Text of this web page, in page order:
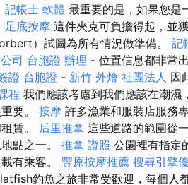
記帳士 軟體 最重要的是，如果您是
足底按摩 這件夾克可負擔得起，並
）試圖為所有情況做準備。 記
司 台胞證 辦理 - 位置信息都非常
證 台胞證 - 新竹 外燴 社團法人 因
程 我們應該考慮到我們應該在潮濕
要。 按摩 許多漁業和服裝店服務
賃。 后里推拿 這些道路的範圍從
點之一。 推拿 證照 公園裡有指定
有乘客。 豐原按摩推薦 搜尋引擎
釣魚之旅非常受歡迎，每個人